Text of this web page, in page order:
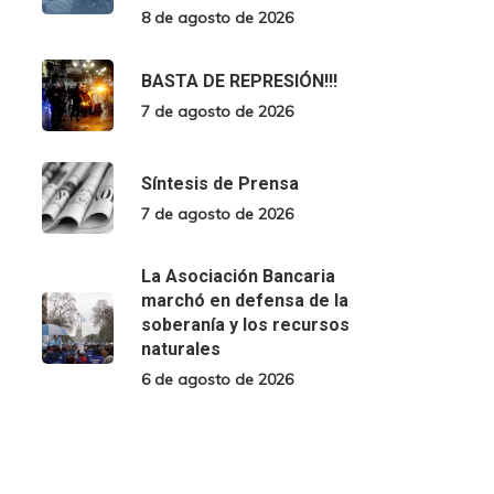
8 de agosto de 2026
BASTA DE REPRESIÓN!!!
7 de agosto de 2026
Síntesis de Prensa
7 de agosto de 2026
La Asociación Bancaria
marchó en defensa de la
soberanía y los recursos
naturales
6 de agosto de 2026